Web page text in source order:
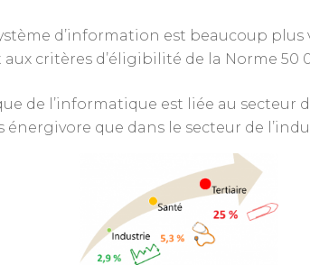
d’information est beaucoup
critères d’éligibilité de la Norme 50
de l’informatique est liée au secteur
que dans le secteur de